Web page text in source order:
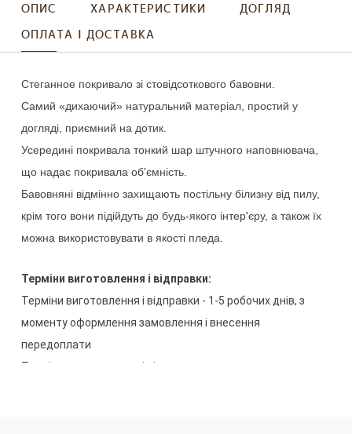
ОПИС ХАРАКТЕРИСТИКИ
ДОГЛЯД
ОПЛАТА І ДОСТАВКА
Стеганное покривало зі стовідсоткового бавовни.
Самий «дихаючий» натуральний матеріал, простий у
догляді, приємний на дотик.
Усередині покривала тонкий шар штучного наповнювача,
що надає покривала об'ємність.
Бавовняні відмінно захищають постільну білизну від пилу,
крім того вони підійдуть до будь-якого інтер'єру, а також їх
можна використовувати в якості пледа.
Терміни виготовлення і відправки:
Терміни виготовлення і відправки - 1-5 робочихднів, з
моментуоформлення замовлення і внесення
передоплати
Терміни
і відправка